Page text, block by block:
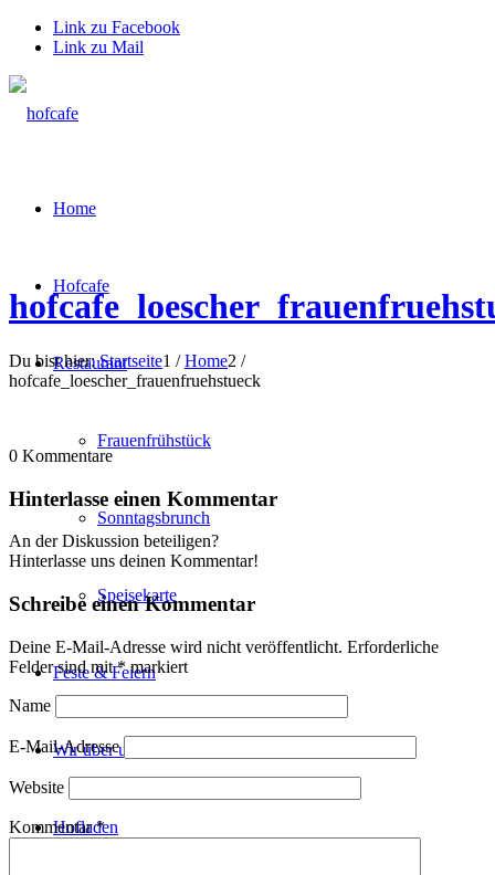
Link zu Facebook
Link zu Mail
Home
Hofcafe
Restaurant
Frauenfrühstück
Sonntagsbrunch
Speisekarte
Feste & Feiern
Wir über uns
Hofladen
Du bist hier: Startseite1 / Home2 /
hofcafe_loescher_frauenfruehstueck
0 Kommentare
Hinterlasse einen Kommentar
An der Diskussion beteiligen?
Hinterlasse uns deinen Kommentar!
Schreibe einen Kommentar
Deine E-Mail-Adresse wird nicht veröffentlicht. Erforderliche
Felder sind mit*markiert
Name
E-Mail-Adresse
Website
Kommentar*